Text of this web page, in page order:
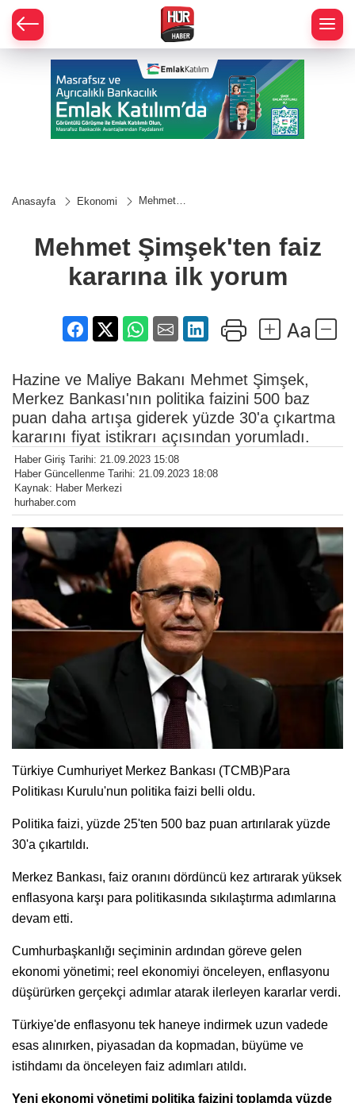
Anasayfa Ekonomi
Mehmet
kararına ilk
yorum
Mehmet Şimşek'ten faiz
kararına ilk yorum
Hazine ve Maliye Bakanı Mehmet Şimşek,
Merkez Bankası'nın politika faizini 500 baz
puan daha artışa giderek yüzde 30'a çıkartma
kararını fiyat istikrarı açısından yorumladı.
Haber Giriş Tarihi: 21.09.2023 15:08
Haber Güncellenme Tarihi: 21.09.2023 18:08
Kaynak: Haber Merkezi
hurhaber.com
Türkiye Cumhuriyet Merkez Bankası (TCMB)Para
Politikası Kurulu'nun politika faizi belli oldu.
Politika faizi, yüzde 25'ten 500 baz puan artırılarak yüzde
30'a çıkartıldı.
Merkez Bankası, faiz oranını dördüncü kez artırarak yüksek
enflasyona karşı para politikasında sıkılaştırma adımlarına
devam etti.
Cumhurbaşkanlığı seçiminin ardından göreve gelen
ekonomi yönetimi; reel ekonomiyi önceleyen, enflasyonu
düşürürken gerçekçi adımlar atarak ilerleyen kararlar verdi.
Türkiye'de enflasyonu tek haneye indirmek uzun vadede
esas alınırken, piyasadan da kopmadan, büyüme ve
istihdamı da önceleyen faiz adımları atıldı.
Yeni ekonomi yönetimi politika faizini toplamda yüzde